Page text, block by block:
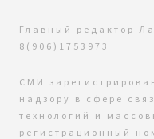
Главный редактор
8(906)1753973
СМИ
надзору в сфере
технологий и
регистрационный